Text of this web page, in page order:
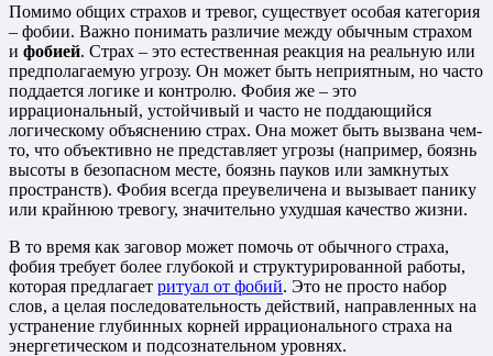
Помимо общих страхов и тревог, существует особая категория
– фобии. Важно понимать различие между обычным страхом
и фобией. Страх – это естественная реакция на реальную или
предполагаемую угрозу. Он может быть неприятным, но часто
поддается логике и контролю. Фобия же – это
иррациональный, устойчивый и часто не поддающийся
логическому объяснению страх. Она может быть вызвана чем-
то, что объективно не представляет угрозы (например, боязнь
высоты в безопасном месте, боязнь пауков или замкнутых
пространств). Фобия всегда преувеличена и вызывает панику
или крайнюю тревогу, значительно ухудшая качество жизни.
В то время как заговор может помочь от обычного страха,
фобия требует более глубокой и структурированной работы,
которая предлагает ритуал от фобий. Это не просто набор
слов, а целая последовательность действий, направленных на
устранение глубинных корней иррационального страха на
энергетическом и подсознательном уровнях.